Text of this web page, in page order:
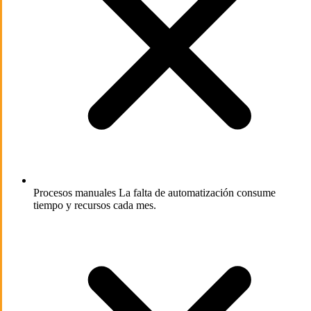
Procesos manuales La falta de automatización consume
tiempo y recursos cada mes.